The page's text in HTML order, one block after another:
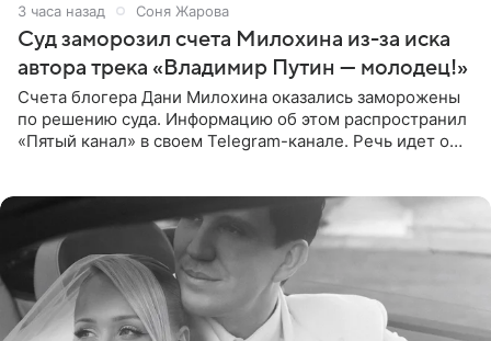
3 часа назад Соня Жарова
Суд заморозил счета Милохина из-за иска
автора трека «Владимир Путин — молодец!»
Счета блогера Дани Милохина оказались заморожены
по решению суда. Информацию об этом распространил
«Пятый канал» в своем Telegram-канале. Речь идет о